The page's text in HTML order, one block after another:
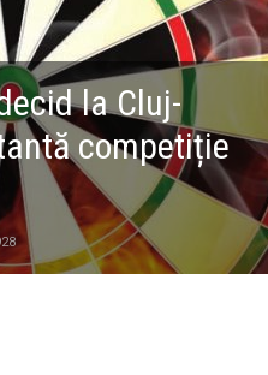
la Cluj-
competiție